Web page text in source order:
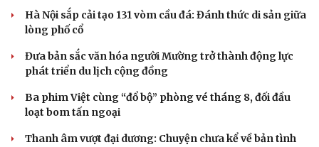
Từ vụ MCK gỡ 19 ca khúc: Không thể gây sốc rồi
chỉ xin lỗi là xong